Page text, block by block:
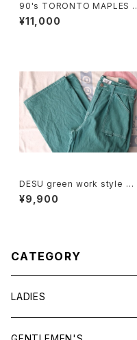
90's TORONTO MAPLES L
EAFS black cotton Tee "M
ade in CANADA"
¥11,000
DESU green work style wi
de leg Pants
¥9,900
CATEGORY
LADIES
TOPS